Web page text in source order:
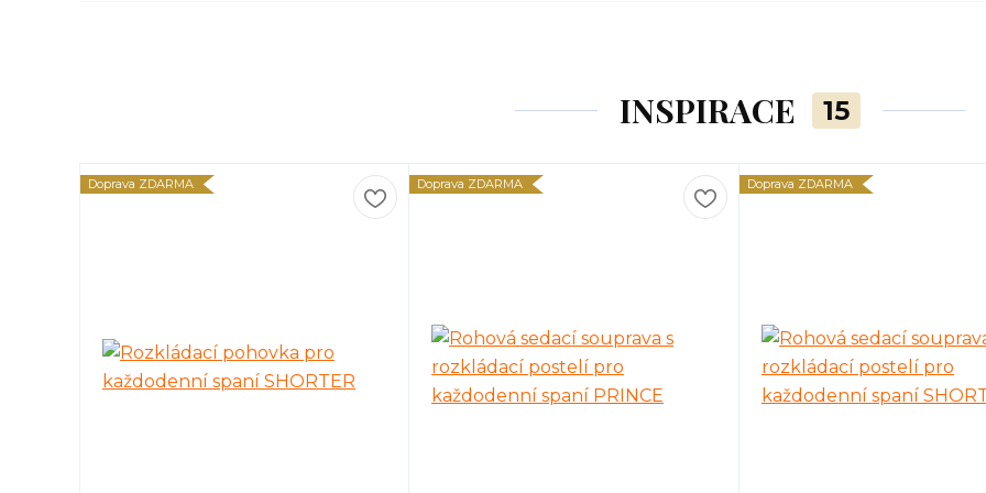
INSPIRACE 15
Doprava ZDARMA Doprava ZDARMA Doprava ZDARMA